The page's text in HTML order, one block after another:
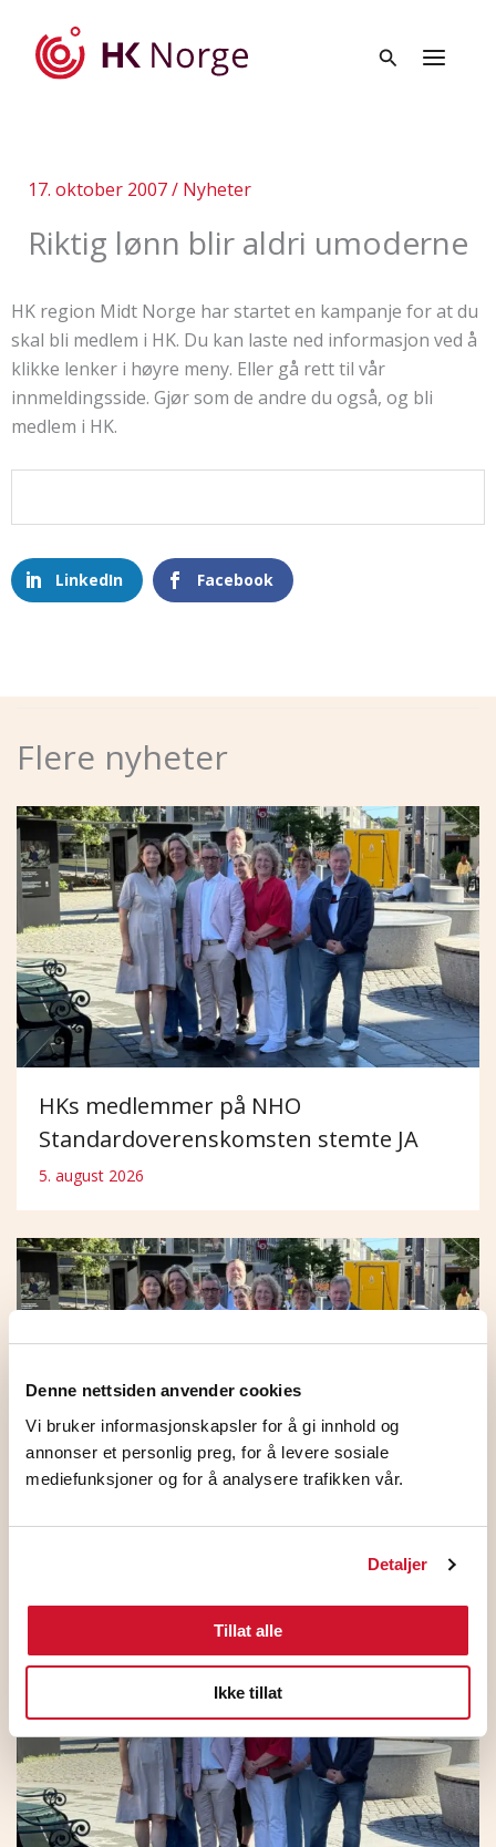
Denne nettsiden anvender cookies
Vi bruker informasjonskapsler for å gi innhold og
annonser et personlig preg, for å levere sosiale
mediefunksjoner og for å analysere trafikken vår.
Detaljer
Tillat alle
Ikke tillat
17. oktober 2007/ Nyheter
Riktig lønn blir aldri umoderne
HK region Midt Norge har startet en kampanje for at du
skal bli medlem i HK. Du kan laste ned informasjon ved å
klikke lenker i høyre meny. Eller gå rett til vår
innmeldingsside. Gjør som de andre du også, og bli
medlem i HK.
LinkedIn Facebook
Flere nyheter
HKs medlemmer på NHO
Standardoverenskomsten stemte JA
5. august 2026
HK Norge og NHO ble enige